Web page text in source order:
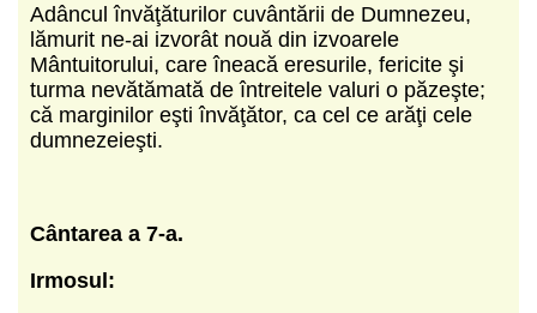
Adâncul învăţăturilor cuvântării de Dumnezeu,
lămurit ne-ai izvorât nouă din izvoarele
Mântuitorului, care îneacă eresurile, fericite şi
turma nevătămată de întreitele valuri o păzeşte;
că marginilor eşti învăţător, ca cel ce arăţi cele
dumnezeieşti.
Cântarea a 7-a.
Irmosul: